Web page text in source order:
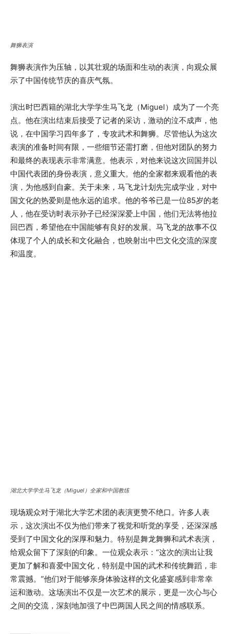
舞狮表演
舞狮表演作为压轴，以其壮观的场面和生动的表演，向观众展
示了中国传统节庆的喜庆气氛。
演出时巴西籍的湖北大学学生马飞龙（Miguel）成为了一个亮
点。他在演出结束后接受了记者的采访，激动的泣不成声，他
说，在中国学习四年多了，专攻武术和舞狮。尽管他认为这次
表演的准备时间有限，一些细节还需打磨，但他对团队的努力
和最终的表现表示非常满意。他表示，对他来说这次回国并以
中国代表团的身份表演，意义重大。他的全家都来观看他的表
演，为他感到自豪。关于未来，马飞龙计划先完成学业，对中
国文化的热爱则是他永远的追求。他的爷爷已是一位85岁的老
人，他在受访时表示孙子已经深深爱上中国，他们无法将他拉
回巴西，希望他在中国能够有良好的发展。马飞龙的故事不仅
体现了个人的成长和文化融合，也映射出中巴文化交流的深度
和温度。
湖北大学学生马飞龙（Miguel）全家和中国教练
现场观众对于湖北大学艺术团的表演更赞不绝口。许多人表
示，这次演出不仅为他们带来了视觉和听觉的享受，还深深感
受到了中国文化的深厚和魅力。特别是舞龙舞狮和武术表演，
给观众留下了深刻的印象。一位观众表示：“这次的演出让我
更加了解和喜爱中国文化，特别是中国的武术和传统舞蹈，非
常震撼。”他们对于能够亲身体验这样的文化盛宴感到非常幸
运和激动。这场演出不仅是一次艺术的展示，更是一次心与心
之间的交流，深刻地加强了中巴两国人民之间的情感联系。